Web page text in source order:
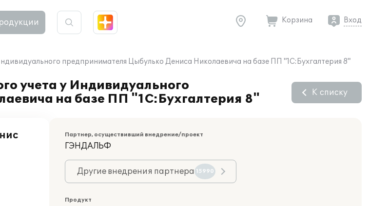
Корзина Вход
предпринимателя Цыбулько Дениса Николаевича на базе ПП "1С:Бухгалтерия 8"
учета у Индивидуального
на базе ПП "1С:Бухгалтерия 8"
К списку
Партнер, осуществивший внедрение/проект
ГЭНДАЛЬФ
Другие внедрения партнера 15990
Продукт